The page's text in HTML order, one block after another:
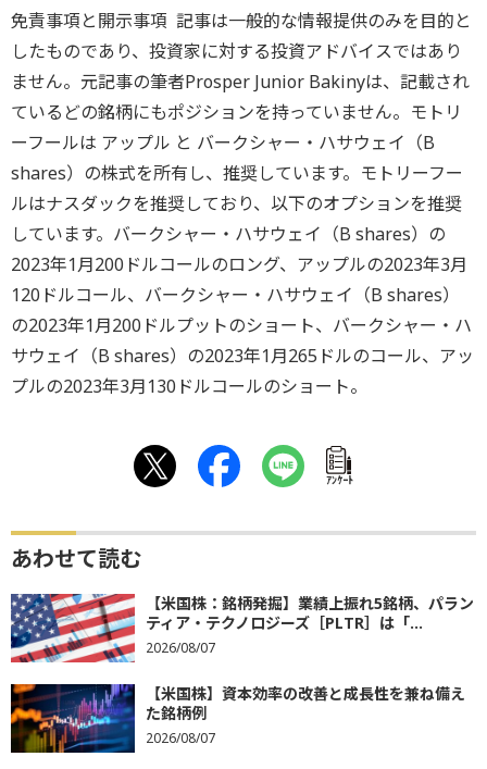
免責事項と開示事項 記事は一般的な情報提供のみを目的と
したものであり、投資家に対する投資アドバイスではあり
ません。元記事の筆者Prosper Junior Bakinyは、記載され
ているどの銘柄にもポジションを持っていません。モトリ
ーフールは アップル と バークシャー・ハサウェイ（B
shares）の株式を所有し、推奨しています。モトリーフー
ルはナスダックを推奨しており、以下のオプションを推奨
しています。バークシャー・ハサウェイ（B shares）の
2023年1月200ドルコールのロング、アップルの2023年3月
120ドルコール、バークシャー・ハサウェイ（B shares）
の2023年1月200ドルプットのショート、バークシャー・ハ
サウェイ（B shares）の2023年1月265ドルのコール、アッ
プルの2023年3月130ドルコールのショート。
ｱﾝｹｰﾄ
あわせて読む
【米国株：銘柄発掘】業績上振れ5銘柄、パラン
ティア・テクノロジーズ［PLTR］は「...
2026/08/07
【米国株】資本効率の改善と成長性を兼ね備え
た銘柄例
2026/08/07